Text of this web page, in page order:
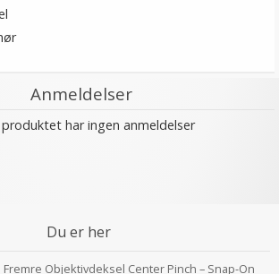
Anmeldelser
har ingen anmeldelser
Du er her
Objektivdeksel Center Pinch – Snap-On